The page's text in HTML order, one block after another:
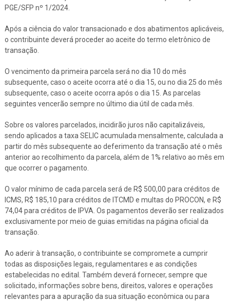
PGE/SFP nº 1/2024.
Após a ciência do valor transacionado e dos abatimentos aplicáveis,
o contribuinte deverá proceder ao aceite do termo eletrônico de
transação.
O vencimento da primeira parcela será no dia 10 do mês
subsequente, caso o aceite ocorra até o dia 15, ou no dia 25 do mês
subsequente, caso o aceite ocorra após o dia 15. As parcelas
seguintes vencerão sempre no último dia útil de cada mês.
Sobre os valores parcelados, incidirão juros não capitalizáveis,
sendo aplicados a taxa SELIC acumulada mensalmente, calculada a
partir do mês subsequente ao deferimento da transação até o mês
anterior ao recolhimento da parcela, além de 1% relativo ao mês em
que ocorrer o pagamento.
O valor mínimo de cada parcela será de R$ 500,00 para créditos de
ICMS, R$ 185,10 para créditos de ITCMD e multas do PROCON, e R$
74,04 para créditos de IPVA. Os pagamentos deverão ser realizados
exclusivamente por meio de guias emitidas na página oficial da
transação.
Ao aderir à transação, o contribuinte se compromete a cumprir
todas as disposições legais, regulamentares e as condições
estabelecidas no edital. Também deverá fornecer, sempre que
solicitado, informações sobre bens, direitos, valores e operações
relevantes para a apuração da sua situação econômica ou para